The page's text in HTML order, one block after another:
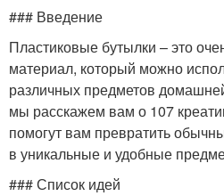
### Введение
Пластиковые бутылки – это
материал, который можно
различных предметов
мы расскажем вам о 107
помогут вам превратить
в уникальные и удобные
### Список идей